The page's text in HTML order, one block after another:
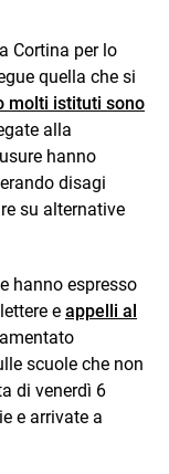
Cortina per lo
quella che si
molti istituti sono
alla
hanno
disagi
su alternative
hanno espresso
e appelli al
scuole che non
di venerdì 6
e arrivate a